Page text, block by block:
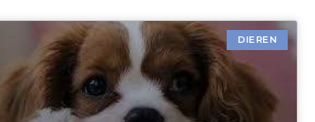
DIEREN